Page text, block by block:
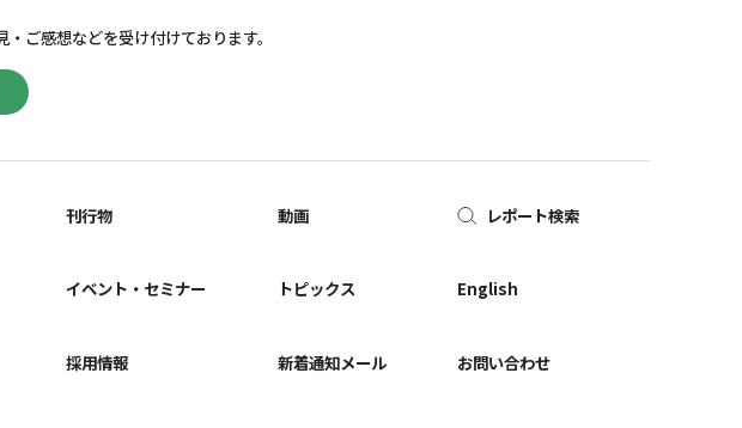
・ご感想などを受け付けております。
刊行物
イベント・セミナー
採用情報
動画
トピックス
新着通知メール
レポート検索
English
お問い合わせ